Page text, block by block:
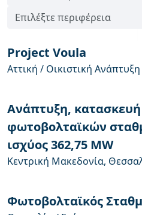
Project Voula
Αττική / Οικιστική Ανάπτυξη
Ανάπτυξη, κατασκευή
φωτοβολταϊκών
ισχύος 362,75 MW
Κεντρική Μακεδονία,
Φωτοβολταϊκός